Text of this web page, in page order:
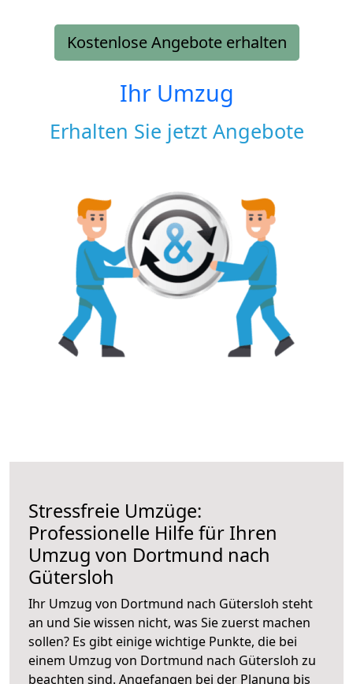
Kostenlose Angebote erhalten
Ihr Umzug
Erhalten Sie jetzt Angebote
Stressfreie Umzüge:
Professionelle Hilfe für Ihren
Umzug von Dortmund nach
Gütersloh
Ihr Umzug von Dortmund nach Gütersloh steht
an und Sie wissen nicht, was Sie zuerst machen
sollen? Es gibt einige wichtige Punkte, die bei
einem Umzug von Dortmund nach Gütersloh zu
beachten sind. Angefangen bei der Planung bis